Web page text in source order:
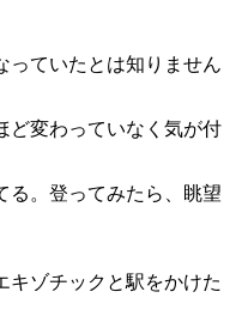
っていたとは知りません
ど変わっていなく気が付
る。登ってみたら、眺望
キゾチックと駅をかけた